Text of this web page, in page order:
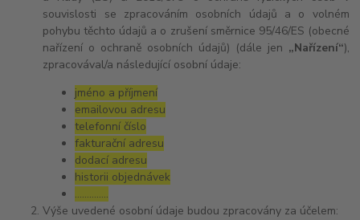
souvislosti se zpracováním osobních údajů a o volném
pohybu těchto údajů a o zrušení směrnice 95/46/ES (obecné
nařízení o ochraně osobních údajů) (dále jen „Nařízení“),
zpracovával/a následující osobní údaje:
jméno a příjmení
emailovou adresu
telefonní číslo
fakturační adresu
dodací adresu
historii objednávek
…………..
Výše uvedené osobní údaje budou zpracovány za účelem: